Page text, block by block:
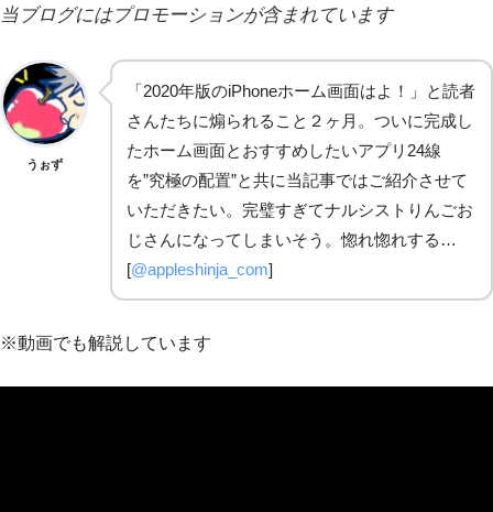
当ブログにはプロモーションが含まれています
うぉず
「2020年版のiPhoneホーム画面はよ！」と読者
さんたちに煽られること２ヶ月。ついに完成し
たホーム画面とおすすめしたいアプリ24線
を”究極の配置”と共に当記事ではご紹介させて
いただきたい。完璧すぎてナルシストりんごお
じさんになってしまいそう。惚れ惚れする…
[@appleshinja_com]
※動画でも解説しています